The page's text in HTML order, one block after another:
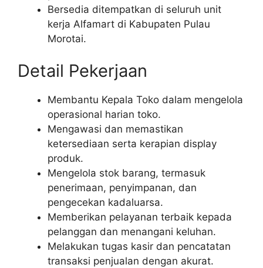
Bersedia ditempatkan di seluruh unit
kerja Alfamart di Kabupaten Pulau
Morotai.
Detail Pekerjaan
Membantu Kepala Toko dalam mengelola
operasional harian toko.
Mengawasi dan memastikan
ketersediaan serta kerapian display
produk.
Mengelola stok barang, termasuk
penerimaan, penyimpanan, dan
pengecekan kadaluarsa.
Memberikan pelayanan terbaik kepada
pelanggan dan menangani keluhan.
Melakukan tugas kasir dan pencatatan
transaksi penjualan dengan akurat.